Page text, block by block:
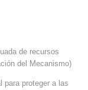
de recursos
del Mecanismo)
para proteger a las